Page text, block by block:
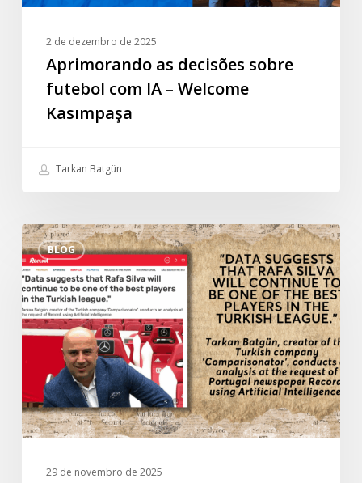
2 de dezembro de 2025
Aprimorando as decisões sobre
futebol com IA – Welcome
Kasımpaşa
Tarkan Batgün
BLOG
Entrevista
especial
de
Tarkan
Batgün
ao
português
Record:
“Os
sugerem
29 de novembro de 2025